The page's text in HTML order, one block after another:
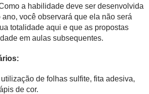
a habilidade deve ser desenvolvida
você observará que ela não será
totalidade aqui e que as propostas
em aulas subsequentes.
de folhas sulfite, fita adesiva,
de cor.